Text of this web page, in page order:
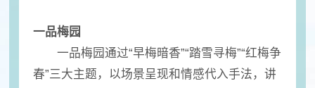
一品梅园
一品梅园通过“早梅暗香”“踏雪寻梅”“红梅争
春”三大主题，以场景呈现和情感代入手法，讲